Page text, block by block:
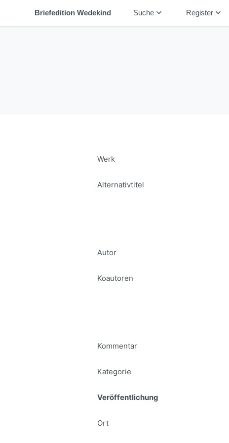
Briefedition Wedekind Suchekeyboard_arrow_down Registerkeyboard_arrow_down
Werk
Alternativtitel
Autor
Koautoren
Kommentar
Kategorie
Veröffentlichung
Ort